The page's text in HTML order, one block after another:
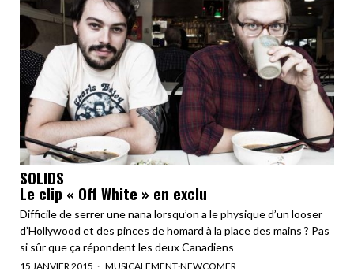
SOLIDS
Le clip « Off White » en exclu
Difficile de serrer une nana lorsqu’on a le physique d’un looser
d’Hollywood et des pinces de homard à la place des mains ? Pas
si sûr que ça répondent les deux Canadiens
15 JANVIER 2015 MUSICALEMENT·NEWCOMER